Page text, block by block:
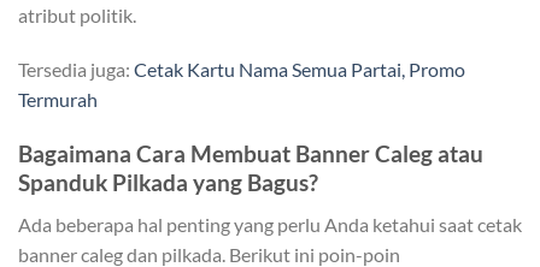
atribut politik.
Tersedia juga: Cetak Kartu Nama Semua Partai, Promo
Termurah
Bagaimana Cara Membuat Banner Caleg atau
Spanduk Pilkada yang Bagus?
Ada beberapa hal penting yang perlu Anda ketahui saat cetak
banner caleg dan pilkada. Berikut ini poin-poin